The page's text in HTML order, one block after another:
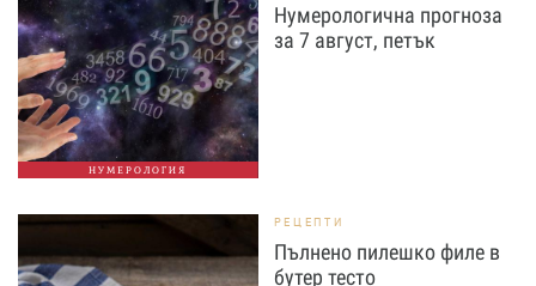
НУМЕРОЛОГИЯ
Нумерологична прогноза
за 7 август, петък
РЕЦЕПТИ
Пълнено пилешко филе в
бутер тесто